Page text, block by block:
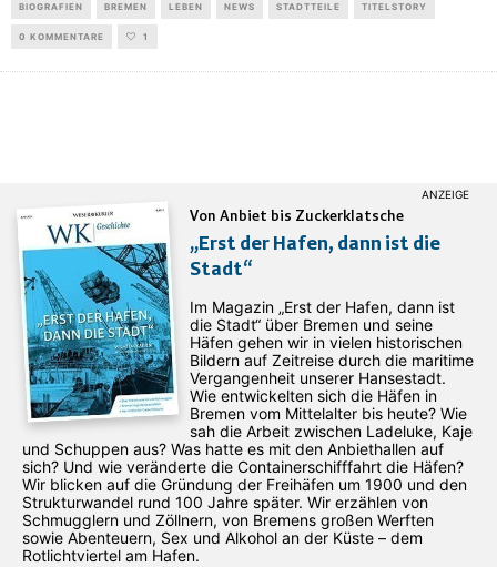
BIOGRAFIEN BREMEN LEBEN NEWS STADTTEILE TITELSTORY
0 KOMMENTARE 1
Von Anbiet bis Zuckerklatsche
„Erst der Hafen, dann ist die
Stadt“
Im Magazin „Erst der Hafen, dann ist
die Stadt“ über Bremen und seine
Häfen gehen wir in vielen historischen
Bildern auf Zeitreise durch die maritime
Vergangenheit unserer Hansestadt.
Wie entwickelten sich die Häfen in
Bremen vom Mittelalter bis heute? Wie
sah die Arbeit zwischen Ladeluke, Kaje
und Schuppen aus? Was hatte es mit den Anbiethallen auf
sich? Und wie veränderte die Containerschifffahrt die Häfen?
Wir blicken auf die Gründung der Freihäfen um 1900 und den
Strukturwandel rund 100 Jahre später. Wir erzählen von
Schmugglern und Zöllnern, von Bremens großen Werften
sowie Abenteuern, Sex und Alkohol an der Küste – dem
Rotlichtviertel am Hafen.